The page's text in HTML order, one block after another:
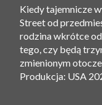
Kiedy tajemnicze
Street od
rodzina wkrótce
tego, czy będą
zmienionym
Produkcja: USA